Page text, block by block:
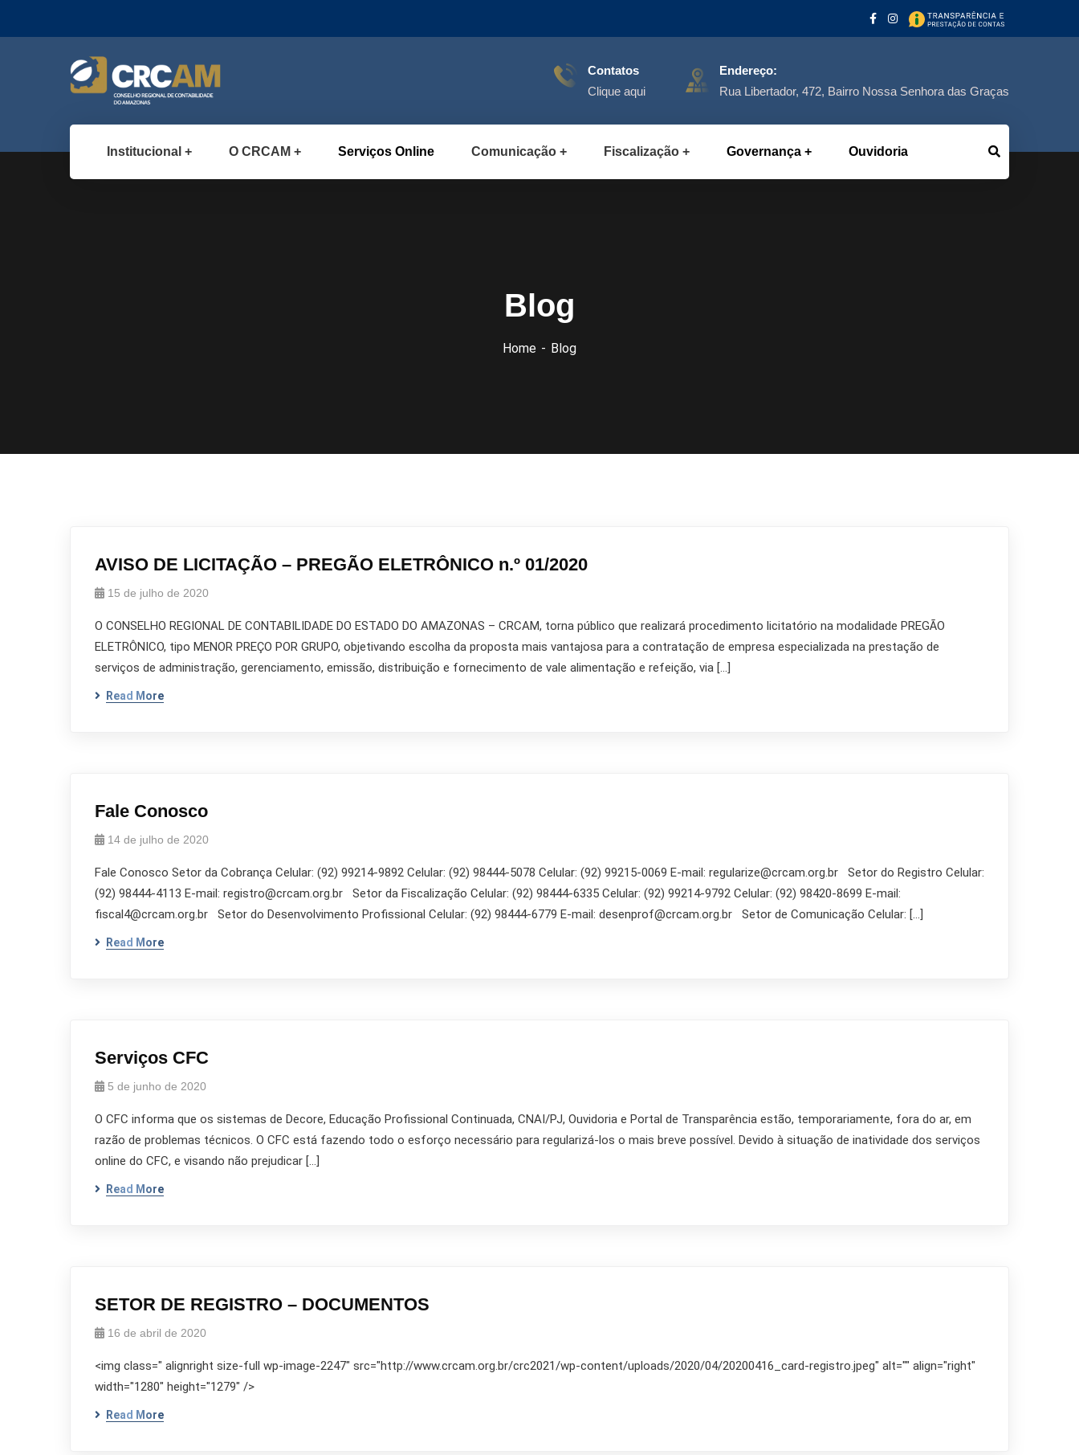
Contatos
Clique aqui
Endereço:
Rua Libertador, 472, Bairro Nossa Senhora das Graças
Institucional O CRCAM Serviços Online Comunicação Fiscalização Governança Ouvidoria
Blog
Home Blog
AVISO DE LICITAÇÃO – PREGÃO ELETRÔNICO n.º 01/2020
15 de julho de 2020
O CONSELHO REGIONAL DE CONTABILIDADE DO ESTADO DO AMAZONAS – CRCAM, torna público que realizará procedimento licitatório na modalidade PREGÃO
ELETRÔNICO, tipo MENOR PREÇO POR GRUPO, objetivando escolha da proposta mais vantajosa para a contratação de empresa especializada na prestação de
serviços de administração, gerenciamento, emissão, distribuição e fornecimento de vale alimentação e refeição, via […]
Read More
Fale Conosco
14 de julho de 2020
Fale Conosco Setor da Cobrança Celular: (92) 99214-9892 Celular: (92) 98444-5078 Celular: (92) 99215-0069 E-mail: regularize@crcam.org.br Setor do Registro Celular:
(92) 98444-4113 E-mail: registro@crcam.org.br Setor da Fiscalização Celular: (92) 98444-6335 Celular: (92) 99214-9792 Celular: (92) 98420-8699 E-mail:
fiscal4@crcam.org.br Setor do Desenvolvimento Profissional Celular: (92) 98444-6779 E-mail: desenprof@crcam.org.br Setor de Comunicação Celular: […]
Read More
Serviços CFC
5 de junho de 2020
O CFC informa que os sistemas de Decore, Educação Profissional Continuada, CNAI/PJ, Ouvidoria e Portal de Transparência estão, temporariamente, fora do ar, em
razão de problemas técnicos. O CFC está fazendo todo o esforço necessário para regularizá-los o mais breve possível. Devido à situação de inatividade dos serviços
online do CFC, e visando não prejudicar […]
Read More
SETOR DE REGISTRO – DOCUMENTOS
16 de abril de 2020
<img class=" alignright size-full wp-image-2247" src="http://www.crcam.org.br/crc2021/wp-content/uploads/2020/04/20200416_card-registro.jpeg" alt="" align="right"
width="1280" height="1279" />
Read More